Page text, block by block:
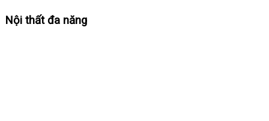
Nội thất đa năng